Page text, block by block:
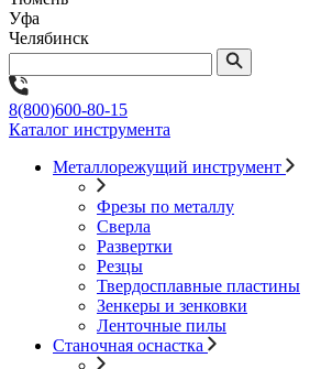
Уфа
Челябинск
8(800)600-80-15
Каталог инструмента
Металлорежущий инструмент
Фрезы по металлу
Сверла
Развертки
Резцы
Твердосплавные пластины
Зенкеры и зенковки
Ленточные пилы
Станочная оснастка